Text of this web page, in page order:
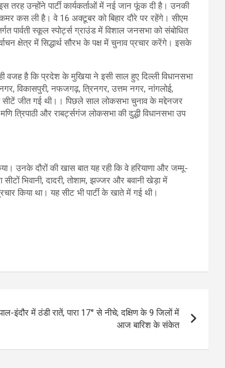
तरह उन्होंने पार्टी कार्यकर्ताओं में नई जान फूंक दी है। उनकी
कमर कस ली है। वे 16 अक्टूबर को बिहार दौरे पर रहेंगे। सीएम
पार्वती स्कूल स्पोर्ट्स ग्राउंड में विशाल जनसभा को संबोधित
क्षेत्र में सिद्धार्थ सौरभ के पक्ष में चुनाव प्रचार करेंगे। इसके
वजह है कि प्रदेश के मुखिया ने इसी साल हुए दिल्ली विधानसभा
विकासपुरी, नफजगढ़, त्रिनगर, उत्तम नगर, नांगलोई,
सीटें जीत गई थी।। पिछले साल लोकसभा चुनाव के मद्देनजर
त्रिपाठी और राबर्ट्सगंज लोकसभा की दुद्धी विधानसभा उप
उनके दौरों की खास बात यह रही कि वे हरियाणा और जम्मू-
भिवानी, दादरी, तोशाम, झज्जर और बवानी खेड़ा में
किया था। यह सीट भी पार्टी के खाते में गई थी।
इंदौर में ठंडी रातें, पारा 17° से नीचे; दक्षिण के 9 जिलों में
आज बारिश के संकेत